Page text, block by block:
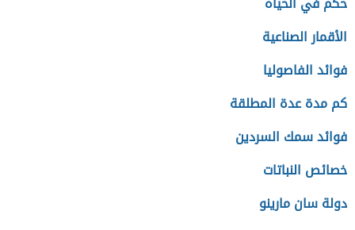
الأقمار الصناعية
فوائد الفاصوليا
كم مدة عدة المطلقة
فوائد سمك السردين
خصائص النباتات
دولة سان مارينو